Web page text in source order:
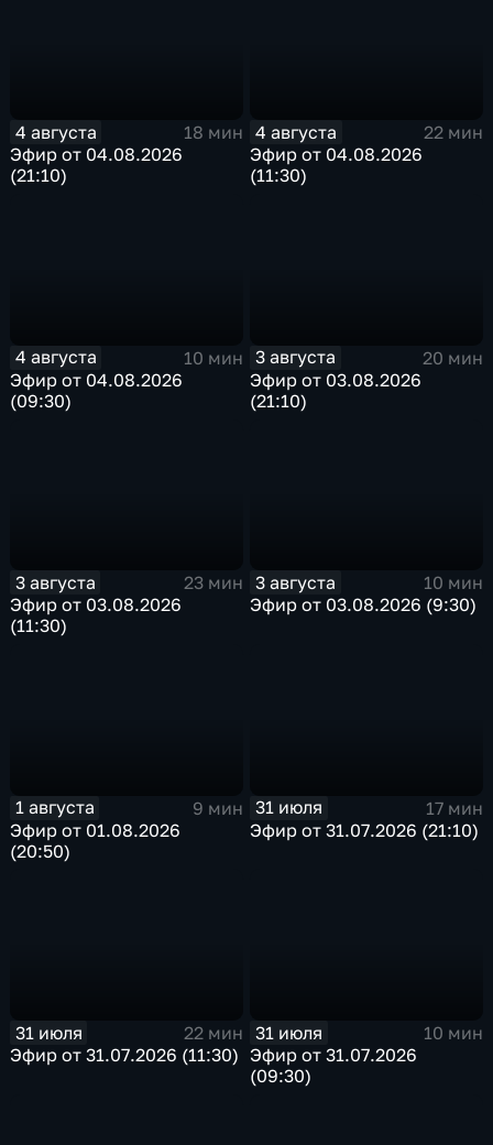
4 августа
18 мин
Эфир от 04.08.2026
(21:10)
4 августа
22 мин
Эфир от 04.08.2026
(11:30)
4 августа
10 мин
Эфир от 04.08.2026
(09:30)
3 августа
20 мин
Эфир от 03.08.2026
(21:10)
3 августа
23 мин
Эфир от 03.08.2026
(11:30)
3 августа
10 мин
Эфир от 03.08.2026 (9:30)
1 августа
9 мин
Эфир от 01.08.2026
(20:50)
31 июля
17 мин
Эфир от 31.07.2026 (21:10)
31 июля
22 мин
Эфир от 31.07.2026 (11:30)
31 июля
10 мин
Эфир от 31.07.2026
(09:30)